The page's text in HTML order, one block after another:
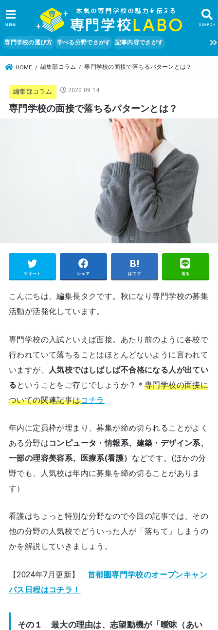
SEARCH
MENU
専門学校の選び方 学べる分野でさがす 記事内容でさがす
HOME 編集部コラム 専門学校の面接で落ちるパターンとは？
編集部コラム 2020.09.14
専門学校の面接で落ちるパターンとは？
ツイート シェア はてブ 送る
こんにちは、編集長タクです。秋になり専門学校の募集
活動が活発化しています。
専門学校の入試といえば面接。あたり前のように各校で
行われていて落ちることはほとんどないように言われて
いますが、
人気校ではしばしば不合格になる人が出てい
るということをご存じでしょうか？＊ 専門学校の面接に
ついての関連記事はコチラ
年内に定員枠が埋まり、募集が締め切られることがよく
ある分野はコンピュータ・情報系、建築・デザイン系、
一部の理容美容系、医療系(看護） などです。(ほかの分
野でも、人気校は年内に募集を締め切ることがありま
す）
看護はちょっと特別な分野なので今回の記事では、その
他の分野の人気校でどういった人が「落ちて」しまうの
かを解説していきましょう。
【2024年7月更新】 首都圏専門学校のオープンキャン
パス日程はコチラ！
その１ 最大の理由は、志望動機が「曖昧（あい